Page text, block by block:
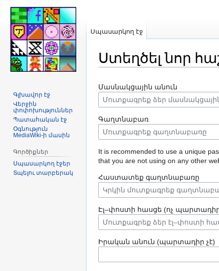
Ստեղծել նոր
to
navigation
to
search
Մասնակցային անուն
Գաղտնաբառ
It is recommended to use a unique
that you are not using on any other
Հաստատեք գաղտնաբառը
Էլ–փոստի հասցե (ոչ
Իրական անուն (պարտադիր չէ)
Սպասարկող էջ
Գլխավոր էջ
Վերջին
փոփոխություններ
Պատահական էջ
Օգնություն
MediaWiki-ի մասին
Գործիքներ
Սպասարկող էջեր
Տպելու տարբերակ